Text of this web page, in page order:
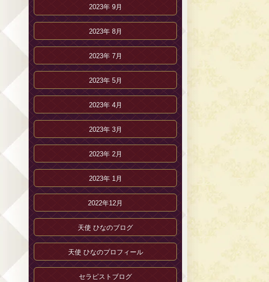
2023年 9月
2023年 8月
2023年 7月
2023年 5月
2023年 4月
2023年 3月
2023年 2月
2023年 1月
2022年12月
天使 ひなのブログ
天使 ひなのプロフィール
セラピストブログ